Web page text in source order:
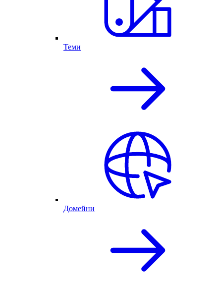
Теми
Домейни